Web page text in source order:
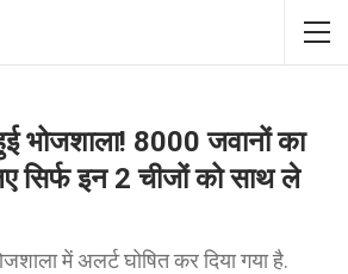
भोजशाला! 8000 जवानों का
सिर्फ इन 2 चीजों को साथ ले
में अलर्ट घोषित कर दिया गया है.